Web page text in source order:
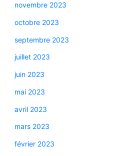
novembre 2023
octobre 2023
septembre 2023
juillet 2023
juin 2023
mai 2023
avril 2023
mars 2023
février 2023